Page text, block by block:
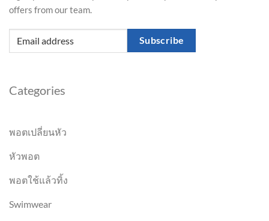
Categories
พอตเปลี่ยนหัว
หัวพอต
พอตใช้แล้วทิ้ง
Swimwear
offers from our team.
Subscribe